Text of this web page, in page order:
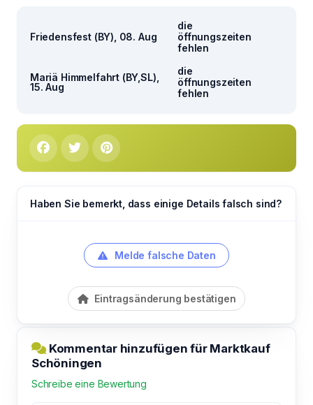
Friedensfest (BY), 08. Aug
die
öffnungszeiten
fehlen
Mariä Himmelfahrt (BY,SL),
15. Aug
die
öffnungszeiten
fehlen
Haben Sie bemerkt, dass einige Details falsch sind?
Melde falsche Daten
Eintragsänderung bestätigen
Kommentar hinzufügen für Marktkauf
Schöningen
Schreibe eine Bewertung